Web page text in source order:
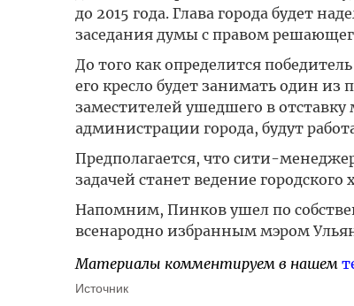
до 2015 года. Глава города будет
заседания думы с правом
До того как определится
его кресло будет занимать один
заместителей ушедшего в
администрации города, будут
Предполагается, что сити-
задачей станет ведение городского
Напомним, Пинков ушел по
всенародно избранным мэром
Материалы комментируем в нашем
Источник